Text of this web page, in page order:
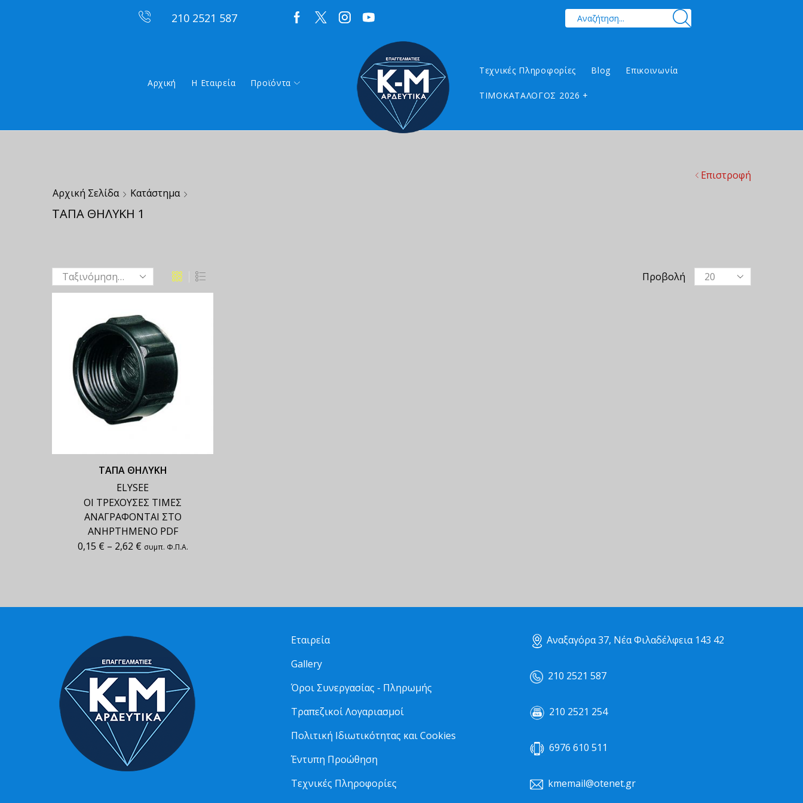
210 2521 587
Αρχική Η Εταιρεία Προϊόντα
Τεχνικές Πληροφορίες Blog Επικοινωνία
ΤΙΜΟΚΑΤΑΛΟΓΟΣ 2026 +
Αρχική Σελίδα Κατάστημα
ΤΑΠΑ ΘΗΛΥΚΗ 1
Επιστροφή
Προβολή
ΤΑΠΑ ΘΗΛΥΚΗ
ELYSEE
ΟΙ ΤΡΕΧΟΥΣΕΣ ΤΙΜΕΣ
ΑΝΑΓΡΑΦΟΝΤΑΙ ΣΤΟ
ΑΝΗΡΤΗΜΕΝΟ PDF
0,15 € – 2,62 € συμπ. Φ.Π.Α.
Εταιρεία
Gallery
Όροι Συνεργασίας - Πληρωμής
Τραπεζικοί Λογαριασμοί
Πολιτική Ιδιωτικότητας και Cookies
Έντυπη Προώθηση
Τεχνικές Πληροφορίες
Αναξαγόρα 37, Νέα Φιλαδέλφεια 143 42
210 2521 587
210 2521 254
6976 610 511
kmemail@otenet.gr